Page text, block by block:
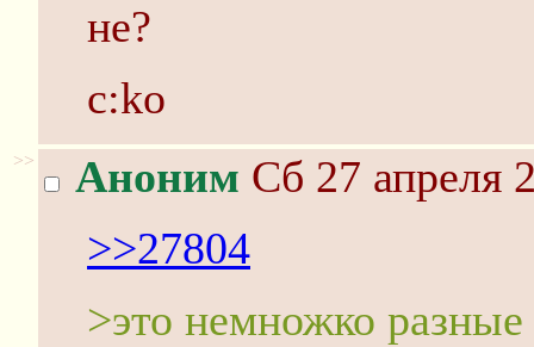
не?
c:ko
>> Аноним Сб 27 апреля
>>27804
>это немножко